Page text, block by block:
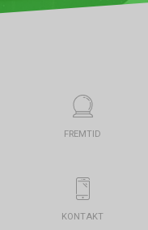
FREMTID
KONTAKT